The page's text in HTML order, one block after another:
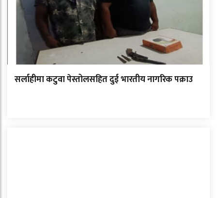
सर्लाहीमा कटुवा पेस्तोलसहित दुई भारतीय नागरिक पक्राउ